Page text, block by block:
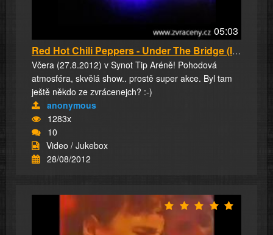
05:03
Red Hot Chili Peppers - Under The Bridge (liv...
Včera (27.8.2012) v Synot Tip Aréně! Pohodová
atmosféra, skvělá show.. prostě super akce. Byl tam
ještě někdo ze zvrácenejch? :-)
anonymous
1283x
10
Video / Jukebox
28/08/2012